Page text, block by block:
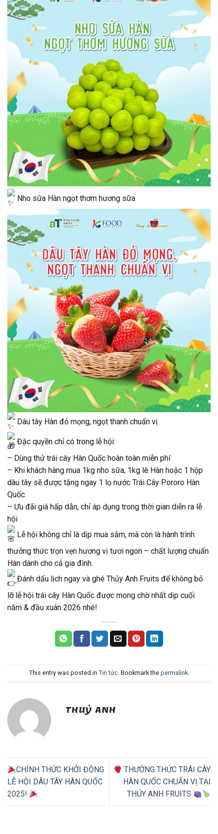
Nho sữa Hàn ngọt thơm hương sữa
Dâu tây Hàn đỏ mọng, ngọt thanh chuẩn vị
Đặc quyền chỉ có trong lễ hội:
– Dùng thử trái cây Hàn Quốc hoàn toàn miễn phí
– Khi khách hàng mua 1kg nho sữa, 1kg lê Hàn hoặc 1 hộp
dâu tây sẽ được tặng ngay 1 lọ nước Trái Cây Pororo Hàn
Quốc.
– Ưu đãi giá hấp dẫn, chỉ áp dụng trong thời gian diễn ra lễ
hội
Lễ hội không chỉ là dịp mua sắm, mà còn là hành trình
thưởng thức trọn vẹn hương vị tươi ngon – chất lượng chuẩn
Hàn dành cho cả gia đình.
Đánh dấu lịch ngay và ghé Thủy Anh Fruits để không bỏ
lỡ lễ hội trái cây Hàn Quốc được mong chờ nhất dịp cuối
năm & đầu xuân 2026 nhé!
This entry was posted in Tin tức. Bookmark the permalink.
THUỶ ANH
CHÍNH THỨC KHỞI ĐỘNG
LỄ HỘI DÂU TÂY HÀN QUỐC
2025!
THƯỞNG THỨC TRÁI CÂY
HÀN QUỐC CHUẨN VỊ TẠI
THỦY ANH FRUITS